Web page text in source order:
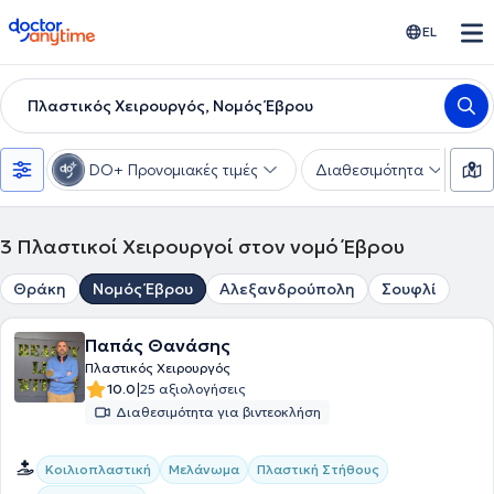
doctoranytime EL
Πλαστικός Χειρουργός, Νομός Έβρου
DO+ Προνομιακές τιμές Διαθεσιμότητα
3 Πλαστικοί Χειρουργοί στον νομό Έβρου
Θράκη Νομός Έβρου Αλεξανδρούπολη Σουφλί
Παπάς Θανάσης
Πλαστικός Χειρουργός
10.0|25 αξιολογήσεις
Διαθεσιμότητα για βιντεοκλήση
Κοιλιοπλαστική Μελάνωμα
Πλαστική Στήθους